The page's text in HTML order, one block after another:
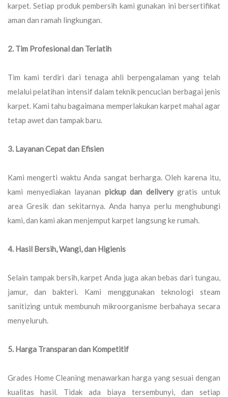
karpet. Setiap produk pembersih kami gunakan ini bersertifikat
aman dan ramah lingkungan.
2. Tim Profesional dan Terlatih
Tim kami terdiri dari tenaga ahli berpengalaman yang telah
melalui pelatihan intensif dalam teknik pencucian berbagai jenis
karpet. Kami tahu bagaimana memperlakukan karpet mahal agar
tetap awet dan tampak baru.
3. Layanan Cepat dan Efisien
Kami mengerti waktu Anda sangat berharga. Oleh karena itu,
kami menyediakan layanan pickup dan deliverygratis untuk
area Gresik dan sekitarnya. Anda hanya perlu menghubungi
kami, dan kami akan menjemput karpet langsung ke rumah.
4. Hasil Bersih, Wangi, dan Higienis
Selain tampak bersih, karpet Anda juga akan bebas dari tungau,
jamur, dan bakteri. Kami menggunakan teknologi steam
sanitizing untuk membunuh mikroorganisme berbahaya secara
menyeluruh.
5. Harga Transparan dan Kompetitif
Grades Home Cleaning menawarkan harga yang sesuai dengan
kualitas hasil. Tidak ada biaya tersembunyi, dan setiap